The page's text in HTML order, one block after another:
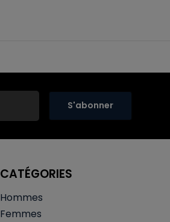
S'abonner
CATÉGORIES
Hommes
Femmes